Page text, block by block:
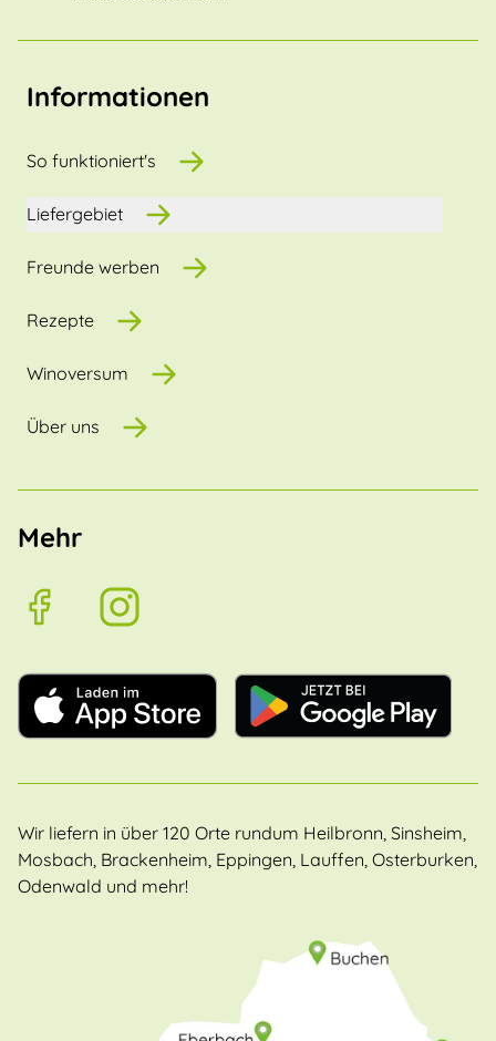
Informationen
So funktioniert's
Liefergebiet
Freunde werben
Rezepte
Winoversum
Über uns
Mehr
Wir liefern in über 120 Orte rundum Heilbronn, Sinsheim,
Mosbach, Brackenheim, Eppingen, Lauffen, Osterburken,
Odenwald und mehr!